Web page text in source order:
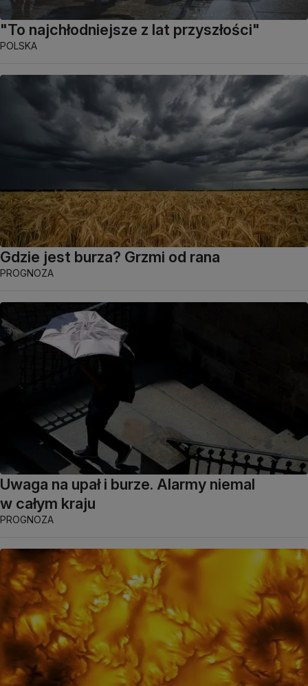
"To najchłodniejsze z lat przyszłości"
POLSKA
Gdzie jest burza? Grzmi od rana
PROGNOZA
Uwaga na upał i burze. Alarmy niemal
w całym kraju
PROGNOZA